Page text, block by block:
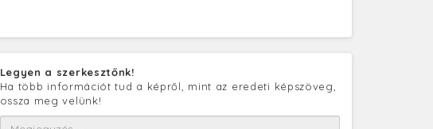
Legyen a szerkesztőnk!
Ha több információt tud a képről, mint az eredeti képszöveg,
ossza meg velünk!